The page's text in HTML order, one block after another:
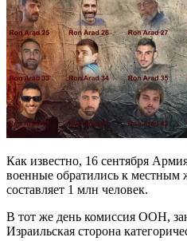
Как известно, 16 сентября
военные обратились к местным
составляет 1 млн человек.
В тот же день комиссия ООН,
Израильская сторона